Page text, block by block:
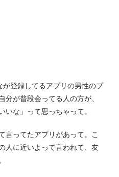
登録してるアプリの男性のプ
分が普段会ってる人の方が、
いな」って思っちゃって。
言ってたアプリがあって。こ
人に近いよって言われて、友